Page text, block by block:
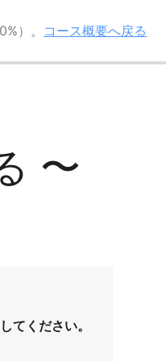
）。 コース概要へ戻る
〜
てください。